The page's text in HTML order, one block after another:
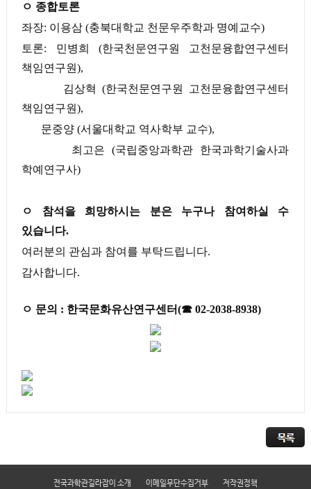
ㅇ 종합토론
좌장: 이용삼(충북대학교 천문우주학과 명예교수)
토론: 민병희(한국천문연구원 고천문융합연구센터
책임연구원),
김상혁 (한국천문연구원 고천문융합연구센터
책임연구원),
문중양(서울대학교 역사학부 교수),
최고은(국립중앙과학관 한국과학기술사과
학예연구사)
ㅇ
참석을 희망하시는 분은 누구나 참여하실 수
있습니다.
여러분의 관심과 참여를 부탁드립니다.
감사합니다.
ㅇ 문의 : 한국문화유산연구센터(☎02-2038-8938)
전국과학관길라잡이 소개 이메일무단수집거부 저작권정책